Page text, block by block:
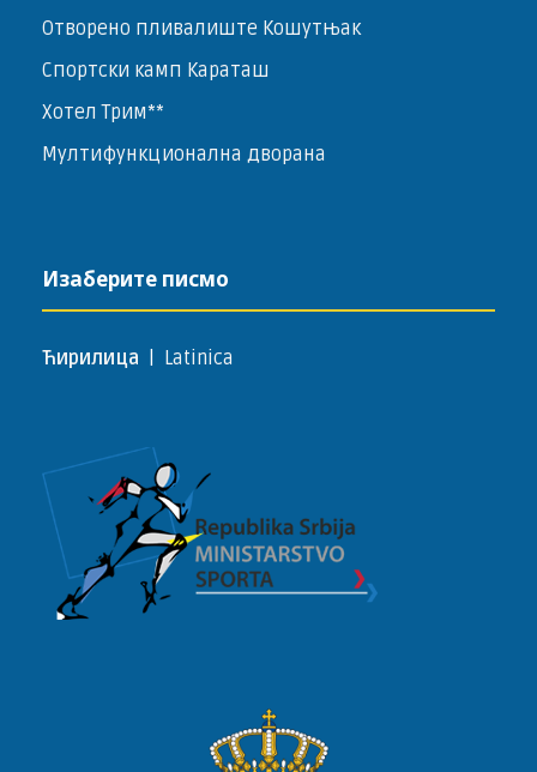
Отворено пливалиште Кошутњак
Спортски камп Караташ
Хотел Трим**
Мултифункционална дворана
Изаберите писмо
Ћирилица Latinica